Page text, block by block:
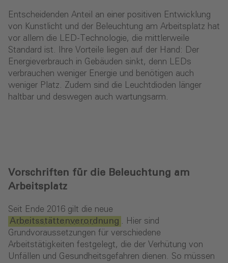
Entscheidenden Anteil an einer positiven Entwicklung
von Kunstlicht und der Beleuchtung am Arbeitsplatz hat
vor allem die LED-Technologie, die mittlerweile
Standard ist. Ihre Vorteile liegen auf der Hand: Der
Energieverbrauch in Gebäuden sinkt, denn LEDs
verbrauchen weniger Energie und benötigen auch
weniger Platz. Zudem sind die Leuchtdioden länger
haltbar und deswegen auch wartungsarm.
Vorschriften für die Beleuchtung am
Arbeitsplatz
Seit Ende 2016 gilt die neue
Arbeitsstättenverordnung . Hier sind
Grundvoraussetzungen für verschiedene
Arbeitstätigkeiten festgelegt, die der Verhütung von
Unfällen und Gesundheitsgefahren dienen. So müssen